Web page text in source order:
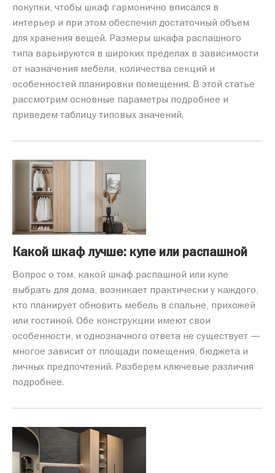
покупки, чтобы шкаф гармонично вписался в
интерьер и при этом обеспечил достаточный объем
для хранения вещей. Размеры шкафа распашного
типа варьируются в широких пределах в зависимости
от назначения мебели, количества секций и
особенностей планировки помещения. В этой статье
рассмотрим основные параметры подробнее и
приведем таблицу типовых значений.
Какой шкаф лучше: купе или распашной
Вопрос о том, какой шкаф распашной или купе
выбрать для дома, возникает практически у каждого,
кто планирует обновить мебель в спальне, прихожей
или гостиной. Обе конструкции имеют свои
особенности, и однозначного ответа не существует —
многое зависит от площади помещения, бюджета и
личных предпочтений. Разберем ключевые различия
подробнее.